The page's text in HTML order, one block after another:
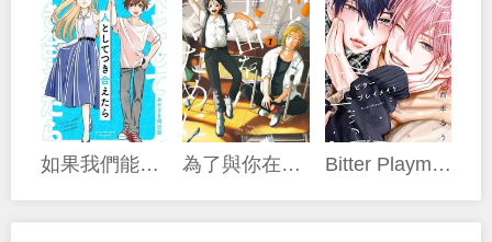
如果我們能以人的身份相處 為了與你在宇宙行走 Bitter Playmate